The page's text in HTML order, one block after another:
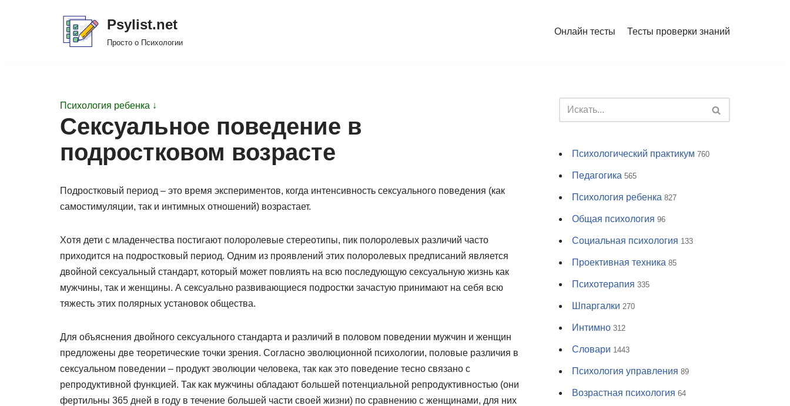
Psylist.net
Просто о Психологии
Онлайн тесты Тесты проверки знаний
Психология ребенка ↓
Сексуальное поведение в
подростковом возрасте
Подростковый период – это время экспериментов, когда интенсивность сексуального поведения (как
самостимуляции, так и интимных отношений) возрастает.
Хотя дети с младенчества постигают полоролевые стереотипы, пик полоролевых различий часто
приходится на подростковый период. Одним из проявлений этих полоролевых предписаний является
двойной сексуальный стандарт, который может повлиять на всю последующую сексуальную жизнь как
мужчины, так и женщины. А сексуально развивающиеся подростки зачастую принимают на себя всю
тяжесть этих полярных установок общества.
Для объяснения двойного сексуального стандарта и различий в половом поведении мужчин и женщин
предложены две теоретические точки зрения. Согласно эволюционной психологии, половые различия в
сексуальном поведении – продукт эволюции человека, так как это поведение тесно связано с
репродуктивной функцией. Так как мужчины обладают большей потенциальной репродуктивностью (они
фертильны 365 дней в году в течение большей части своей жизни) по сравнению с женщинами, для них
Психологический практикум 760
Педагогика 565
Психология ребенка 827
Общая психология 96
Социальная психология 133
Проективная техника 85
Психотерапия 335
Шпаргалки 270
Интимно 312
Словари 1443
Психология управления 89
Возрастная психология 64